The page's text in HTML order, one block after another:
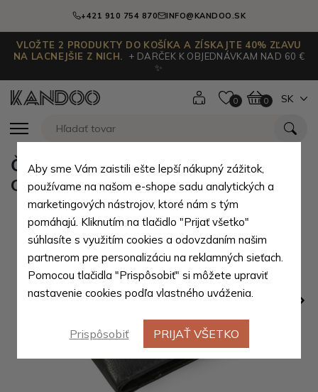
+421 910 754 870 INFO@KANDOO.SK
VLOŽTE 2 PRODUKTY DO KOŠÍKA A ZÍSKAJTE 40% ZĽAVU
NA LACNEJŠIE Z NICH.
+ DARČEK K OBJEDNÁVKAM NAD 60 €
✨
0 0 SK
Čierna pánska kožená peňaženka
Collin
Aby sme Vám zaistili ešte lepší nákupný zážitok,
používame na našom e-shope sadu analytických a
marketingových nástrojov, ktoré nám s tým
pomáhajú. Kliknutím na tlačidlo "Prijať všetko"
súhlasíte s využitím cookies a odovzdaním našim
partnerom pre personalizáciu na reklamných sieťach.
Pomocou tlačidla "Prispôsobiť" si môžete upraviť
nastavenie cookies podľa vlastného uváženia.
Prispôsobiť PRIJAŤ VŠETKO